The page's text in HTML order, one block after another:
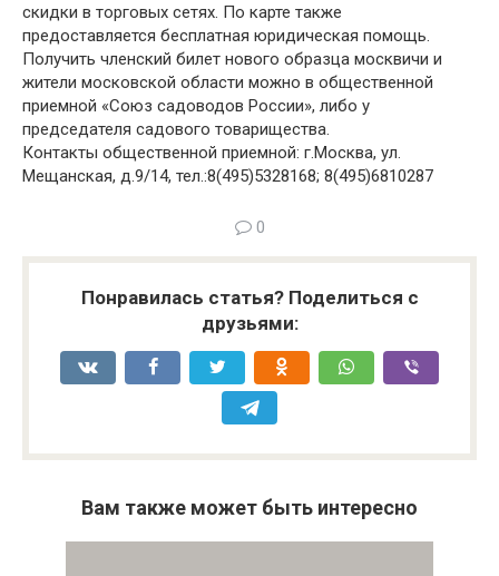
скидки в торговых сетях. По карте также
предоставляется бесплатная юридическая помощь.
Получить членский билет нового образца москвичи и
жители московской области можно в общественной
приемной «Союз садоводов России», либо у
председателя садового товарищества.
Контакты общественной приемной: г.Москва, ул.
Мещанская, д.9/14, тел.:8(495)5328168; 8(495)6810287
0
Понравилась статья? Поделиться с
друзьями:
Вам также может быть интересно